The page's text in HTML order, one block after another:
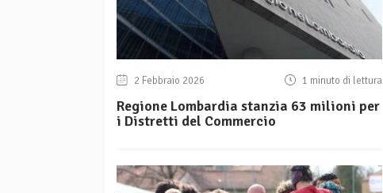
2 Febbraio 2026 1 minuto di lettura
Regione Lombardia stanzia 63 milioni per
i Distretti del Commercio